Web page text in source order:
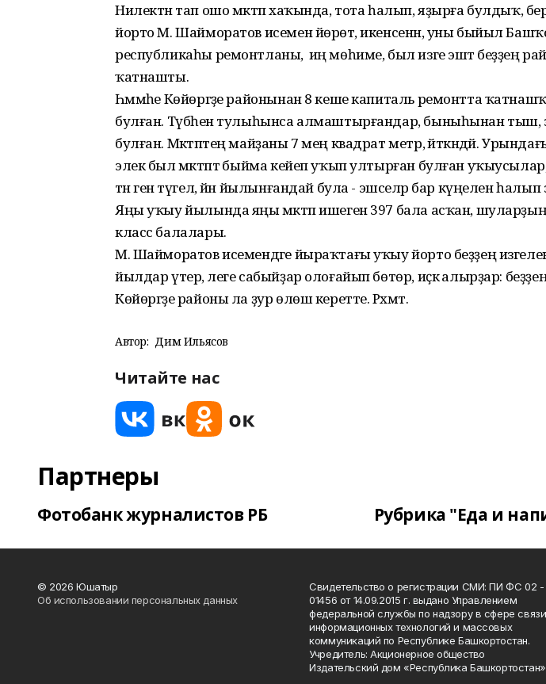
Нилектән тап ошо мәктәп хаҡында, тота һалып, яҙырға булдыҡ,
йорто М. Шайморатов исемен йөрөтә, икенсенән, уны быйыл
республикаһы ремонтланы, ә иң мөһиме, был изге эштә беҙҙең
ҡатнашты.
Һәммәһе Көйөргәҙе районынан 8 кеше капиталь ремонтта
булған. Түбәһен тулыһынса алмаштырғандар, быныһынан тыш,
булған. Мәктәптең майҙаны 7 мең квадрат метр, әйткәндәй.
элек был мәктәптә быйма кейеп уҡып ултырған булған уҡыусылар,
тән генә түгел, йән йылынғандай була - эшселәр бар күңелен һалып
Яңы уҡыу йылында яңы мәктәп ишеген 397 бала асҡан, шуларҙың
класс балалары.
М. Шайморатов исемендәге йыраҡтағы уҡыу йорто беҙҙең
йылдар үтер, әлеге сабыйҙар олоғайып бөтөр, иҫкә алырҙар:
Көйөргәҙе районы ла ҙур өлөш керетте. Рәхмәт.
Автор: Дим Ильясов
Читайте нас
Партнеры
Фотобанк журналистов РБ Рубрика "Еда и
© 2026 Юшатыр
Об использовании персональных данных
Свидетельство о регистрации СМИ: ПИ ФС 02 -
01456 от 14.09.2015 г. выдано Управлением
федеральной службы по надзору в сфере
информационных технологий и массовых
коммуникаций по Республике Башкортостан.
Учредитель: Акционерное общество
Издательский дом «Республика Башкортостан»